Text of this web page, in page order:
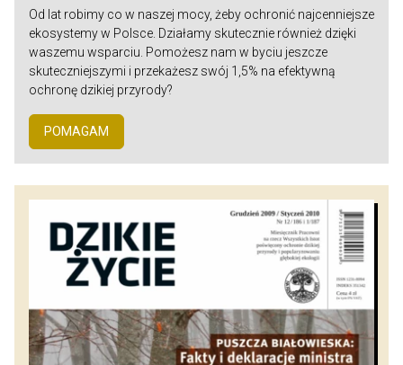
Od lat robimy co w naszej mocy, żeby ochronić najcenniejsze
ekosystemy w Polsce. Działamy skutecznie również dzięki
waszemu wsparciu. Pomożesz nam w byciu jeszcze
skuteczniejszymi i przekażesz swój 1,5% na efektywną
ochronę dzikiej przyrody?
POMAGAM